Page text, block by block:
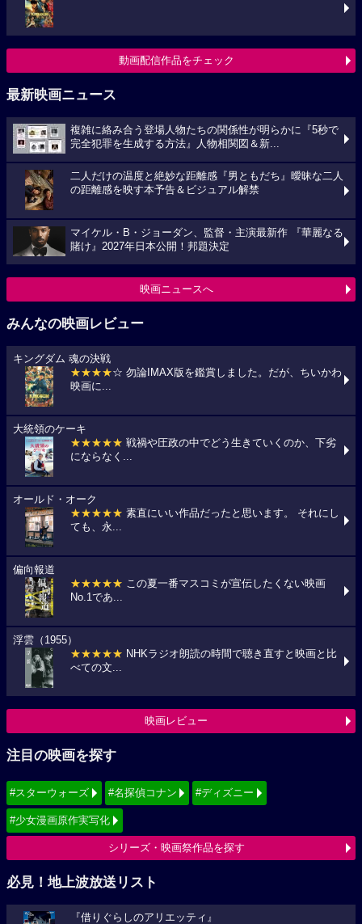
動画配信作品をチェック
最新映画ニュース
複雑に絡み合う登場人物たちの関係性が明らかに『5秒で
完全犯罪を生成する方法』人物相関図＆新...
二人だけの温度と絶妙な距離感『男ともだち』曖昧な二人
の距離感を映す本予告＆ビジュアル解禁
マイケル・B・ジョーダン、監督・主演最新作 『華麗なる
賭け』2027年日本公開！邦題決定
映画ニュースへ
みんなの映画レビュー
キングダム 魂の決戦
★★★★☆ 勿論IMAX版を鑑賞しました。だが、ちいかわ
映画に...
大統領のケーキ
★★★★★ 戦禍や圧政の中でどう生きていくのか、下劣
にならなく...
オールド・オーク
★★★★★ 素直にいい作品だったと思います。 それにし
ても、永...
偏向報道
★★★★★ この夏一番マスコミが宣伝したくない映画
No.1であ...
浮雲（1955）
★★★★★ NHKラジオ朗読の時間で聴き直すと映画と比
べての文...
映画レビュー
注目の映画を探す
#スターウォーズ #名探偵コナン #ディズニー
#少女漫画原作実写化
シリーズ・映画祭作品を探す
必見！地上波放送リスト
『借りぐらしのアリエッティ』